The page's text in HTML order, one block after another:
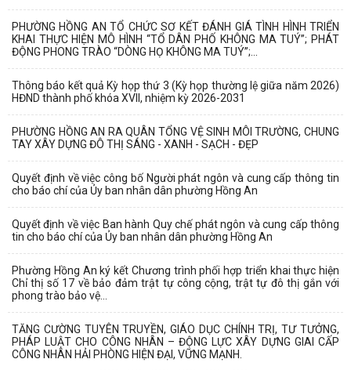
PHƯỜNG HỒNG AN TỔ CHỨC SƠ KẾT ĐÁNH GIÁ TÌNH HÌNH TRIỂN
KHAI THỰC HIỆN MÔ HÌNH “TỔ DÂN PHỐ KHÔNG MA TUÝ”; PHÁT
ĐỘNG PHONG TRÀO “DÒNG HỌ KHÔNG MA TUÝ”;...
Thông báo kết quả Kỳ họp thứ 3 (Kỳ họp thường lệ giữa năm 2026)
HĐND thành phố khóa XVII, nhiệm kỳ 2026-2031
PHƯỜNG HỒNG AN RA QUÂN TỔNG VỆ SINH MÔI TRƯỜNG, CHUNG
TAY XÂY DỰNG ĐÔ THỊ SÁNG - XANH - SẠCH - ĐẸP
Quyết định về việc công bố Người phát ngôn và cung cấp thông tin
cho báo chí của Ủy ban nhân dân phường Hồng An
Quyết định về việc Ban hành Quy chế phát ngôn và cung cấp thông
tin cho báo chí của Ủy ban nhân dân phường Hồng An
Phường Hồng An ký kết Chương trình phối hợp triển khai thực hiện
Chỉ thị số 17 về bảo đảm trật tự công cộng, trật tự đô thị gắn với
phong trào bảo vệ...
TĂNG CƯỜNG TUYÊN TRUYỀN, GIÁO DỤC CHÍNH TRỊ, TƯ TƯỞNG,
PHÁP LUẬT CHO CÔNG NHÂN – ĐỘNG LỰC XÂY DỰNG GIAI CẤP
CÔNG NHÂN HẢI PHÒNG HIỆN ĐẠI, VỮNG MẠNH.